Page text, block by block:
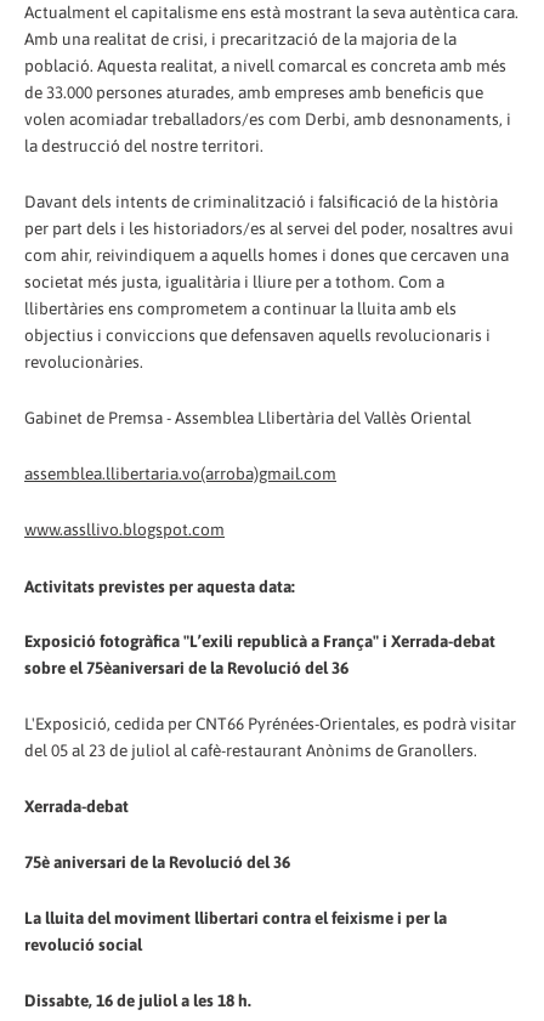
Actualment el capitalisme ens està mostrant la seva autèntica cara.
Amb una realitat de crisi, i precarització de la majoria de la
població. Aquesta realitat, a nivell comarcal es concreta amb més
de 33.000 persones aturades, amb empreses amb beneficis que
volen acomiadar treballadors/es com Derbi, amb desnonaments, i
la destrucció del nostre territori.
Davant dels intents de criminalització i falsificació de la història
per part dels i les historiadors/es al servei del poder, nosaltres avui
com ahir, reivindiquem a aquells homes i dones que cercaven una
societat més justa, igualitària i lliure per a tothom. Com a
llibertàries ens comprometem a continuar la lluita amb els
objectius i conviccions que defensaven aquells revolucionaris i
revolucionàries.
Gabinet de Premsa - Assemblea Llibertària del Vallès Oriental
assemblea.llibertaria.vo(arroba)gmail.com
www.assllivo.blogspot.com
Activitats previstes per aquesta data:
Exposició fotogràfica "L’exili republicà a França" i Xerrada-debat
sobre el 75èaniversari de la Revolució del 36
L'Exposició, cedida per CNT66 Pyrénées-Orientales, es podrà visitar
del 05 al 23 de juliol al cafè-restaurant Anònims de Granollers.
Xerrada-debat
75è aniversari de la Revolució del 36
La lluita del moviment llibertari contra el feixisme i per la
revolució social
Dissabte, 16 de juliol a les 18 h.